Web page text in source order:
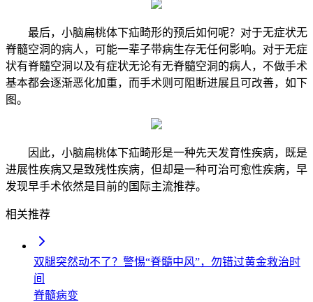
最后，小脑扁桃体下疝畸形的预后如何呢？对于无症状无
脊髓空洞的病人，可能一辈子带病生存无任何影响。对于无症
状有脊髓空洞以及有症状无论有无脊髓空洞的病人，不做手术
基本都会逐渐恶化加重，而手术则可阻断进展且可改善，如下
图。
因此，小脑扁桃体下疝畸形是一种先天发育性疾病，既是
进展性疾病又是致残性疾病，但却是一种可治可愈性疾病，早
发现早手术依然是目前的国际主流推荐。
相关推荐
双腿突然动不了？警惕“脊髓中风”，勿错过黄金救治时
间
脊髓病变